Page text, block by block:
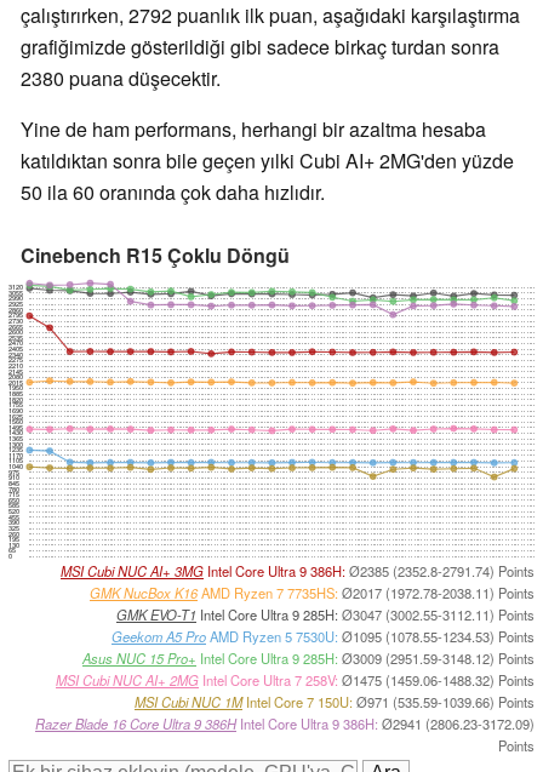
çalıştırırken, 2792 puanlık ilk puan, aşağıdaki karşılaştırma
grafiğimizde gösterildiği gibi sadece birkaç turdan sonra
2380 puana düşecektir.
Yine de ham performans, herhangi bir azaltma hesaba
katıldıktan sonra bile geçen yılki Cubi AI+ 2MG'den yüzde
50 ila 60 oranında çok daha hızlıdır.
Cinebench R15 Çoklu Döngü
0
65
130
195
260
325
390
455
520
585
650
715
780
845
910
975
1040
1105
1170
1235
1300
1365
1430
1495
1560
1625
1690
1755
1820
1885
1950
2015
2080
2145
2210
2275
2340
2405
2470
2535
2600
2665
2730
2795
2860
2925
2990
3055
3120
MSI Cubi NUC AI+ 3MG Intel Core Ultra 9 386H:Ø2385 (2352.8-2791.74) Points
GMK NucBox K16AMD Ryzen 7 7735HS:Ø2017 (1972.78-2038.11) Points
GMK EVO-T1 Intel Core Ultra 9 285H: Ø3047 (3002.55-3112.11) Points
Geekom A5 ProAMD Ryzen 5 7530U: Ø1095 (1078.55-1234.53) Points
Asus NUC 15 Pro+ Intel Core Ultra 9 285H: Ø3009 (2951.59-3148.12) Points
MSI Cubi NUC AI+ 2MG Intel Core Ultra 7 258V: Ø1475 (1459.06-1488.32) Points
MSI Cubi NUC 1MIntel Core 7 150U:Ø971 (535.59-1039.66) Points
Razer Blade 16 Core Ultra 9 386HIntel Core Ultra 9 386H: Ø2941 (2806.23-3172.09)
Points